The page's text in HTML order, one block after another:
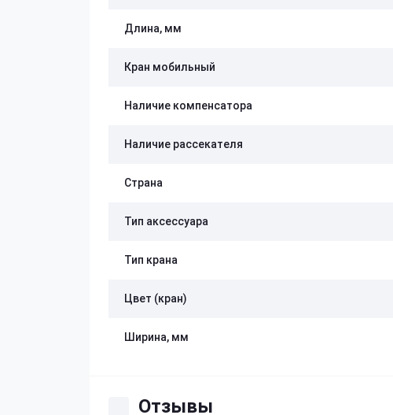
Длина, мм
Кран мобильный
Наличие компенсатора
Наличие рассекателя
Страна
Тип аксессуара
Тип крана
Цвет (кран)
Ширина, мм
Отзывы